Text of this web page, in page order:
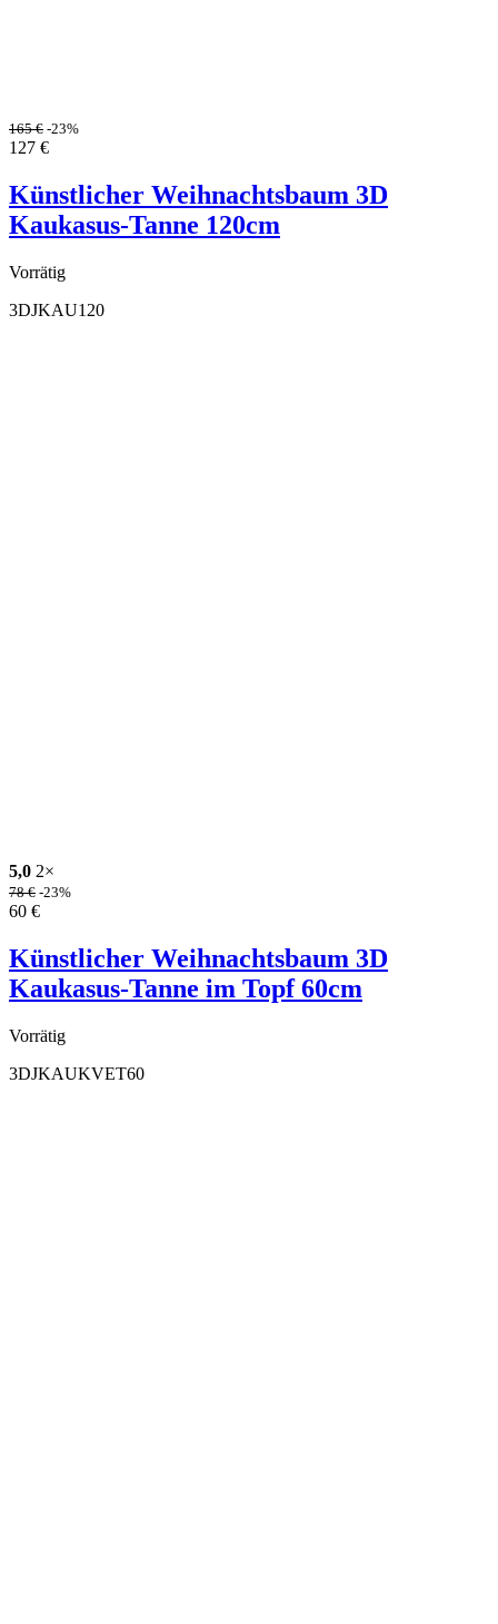
165€ -23%
127 €
Künstlicher Weihnachtsbaum 3D
Kaukasus-Tanne 120cm
Vorrätig
3DJKAU120
5,0 2×
78€ -23%
60 €
Künstlicher Weihnachtsbaum 3D
Kaukasus-Tanne im Topf 60cm
Vorrätig
3DJKAUKVET60